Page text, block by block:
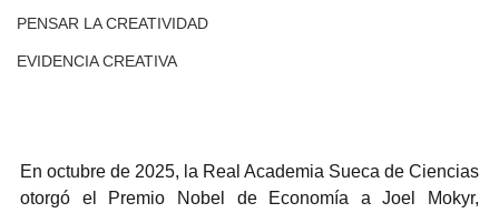
PENSAR LA CREATIVIDAD
EVIDENCIA CREATIVA
En octubre de 2025, la Real Academia Sueca de Ciencias
otorgó el Premio Nobel de Economía a Joel Mokyr,